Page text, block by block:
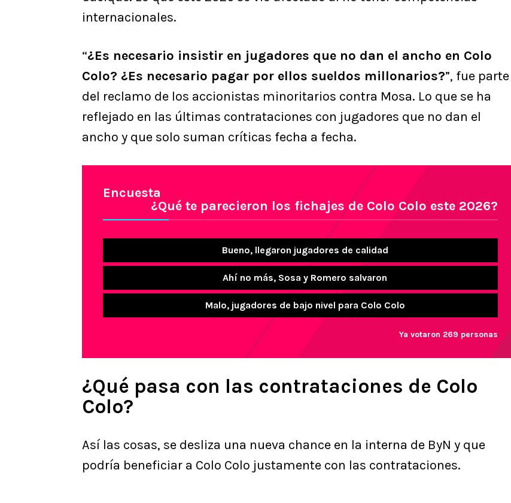
internacionales.
“¿Es necesario insistir en jugadores que no dan el ancho en Colo
Colo? ¿Es necesario pagar por ellos sueldos millonarios?”, fue parte
del reclamo de los accionistas minoritarios contra Mosa. Lo que se ha
reflejado en las últimas contrataciones con jugadores que no dan el
ancho y que solo suman críticas fecha a fecha.
Encuesta
¿Qué te parecieron los fichajes de Colo Colo este 2026?
Bueno, llegaron jugadores de calidad
Ahí no más, Sosa y Romero salvaron
Malo, jugadores de bajo nivel para Colo Colo
Ya votaron 269 personas
¿Qué pasa con las contrataciones de Colo
Colo?
Así las cosas, se desliza una nueva chance en la interna de ByN y que
podría beneficiar a Colo Colo justamente con las contrataciones.